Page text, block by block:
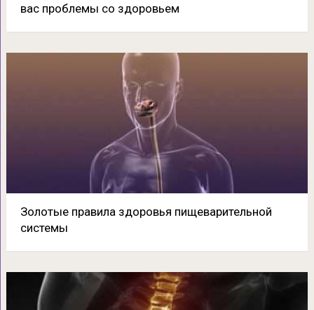
вас проблемы со здоровьем
Золотые правила здоровья пищеварительной
системы